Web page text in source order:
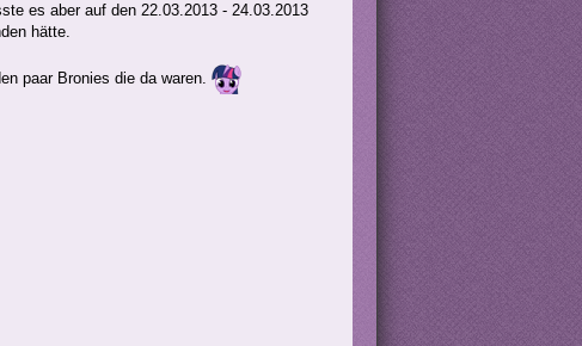
es aber auf den 22.03.2013 - 24.03.2013
hätte.
paar Bronies die da waren.